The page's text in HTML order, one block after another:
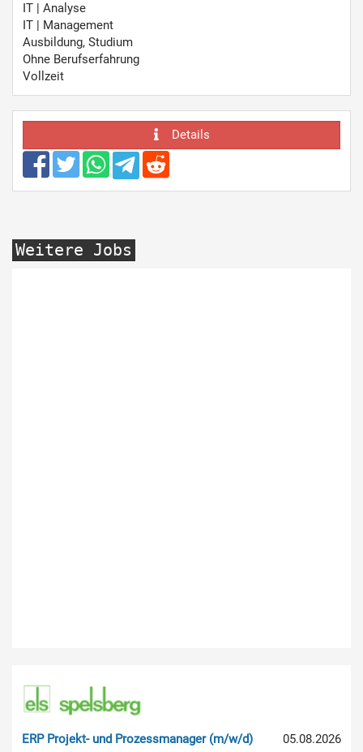
IT | Analyse
IT | Management
Ausbildung, Studium
Ohne Berufserfahrung
Vollzeit
Details
Weitere Jobs
05.08.2026
ERP Projekt- und Prozessmanager (m/w/d)